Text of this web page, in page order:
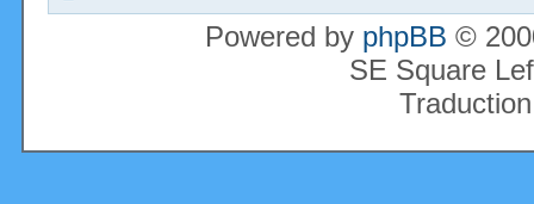
Powered by phpBB ©
SE Square